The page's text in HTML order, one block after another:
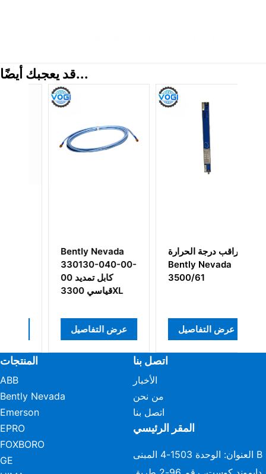
قد يعجبك أيضًا...
مراقب درجة الحرارة
Bently Nevada
3500/61
عرض التفاصيل
مراقب Bently
Nevada 132419-
01 رباعي القنوات
عرض التفاصيل
المنتجات
ABB
Bently Nevada
Emerson
EPRO
FOXBORO
GE
اتصل بنا
الأخبار
من نحن
اتصل بنا
المقر الرئيسي
العنوان: الوحدة 1503-4 المبنى B